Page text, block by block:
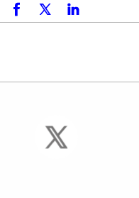
facebookx.comlinkedin